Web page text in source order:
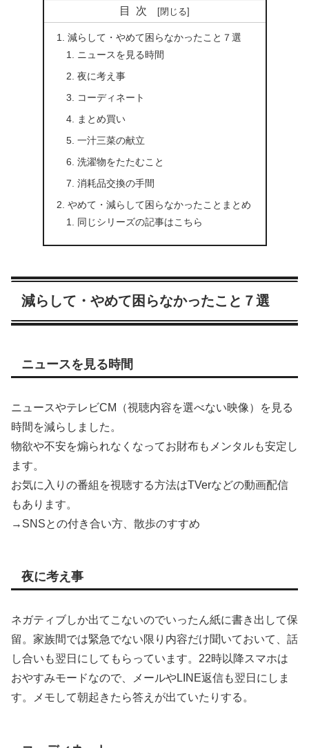
目次
減らして・やめて困らなかったこと７選
ニュースを見る時間
夜に考え事
コーディネート
まとめ買い
一汁三菜の献立
洗濯物をたたむこと
消耗品交換の手間
やめて・減らして困らなかったことまとめ
同じシリーズの記事はこちら
減らして・やめて困らなかったこと７選
ニュースを見る時間
ニュースやテレビCM（視聴内容を選べない映像）を見る
時間を減らしました。
物欲や不安を煽られなくなってお財布もメンタルも安定し
ます。
お気に入りの番組を視聴する方法はTVerなどの動画配信
もあります。
→SNSとの付き合い方、散歩のすすめ
夜に考え事
ネガティブしか出てこないのでいったん紙に書き出して保
留。家族間では緊急でない限り内容だけ聞いておいて、話
し合いも翌日にしてもらっています。22時以降スマホは
おやすみモードなので、メールやLINE返信も翌日にしま
す。メモして朝起きたら答えが出ていたりする。